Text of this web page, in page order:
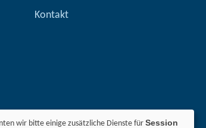
Kontakt
wir bitte einige zusätzliche Dienste für Session